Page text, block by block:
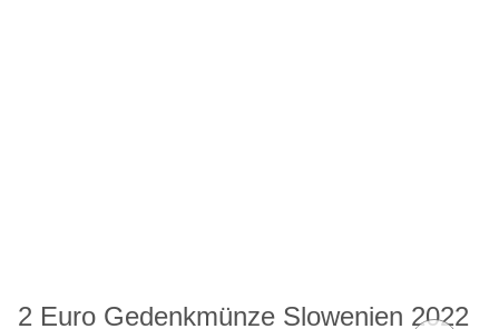
2 Euro Gedenkmünze Slowenien 2022